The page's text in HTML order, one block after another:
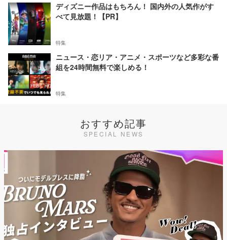
ディズニー作品はもちろん！ 国内外の人気作がす
べて見放題！【PR】
特集
ニュース・恋リア・アニメ・スポーツなど多彩な番
組を24時間無料で楽しめる！
特集
おすすめ記事
SPECIAL NEWS